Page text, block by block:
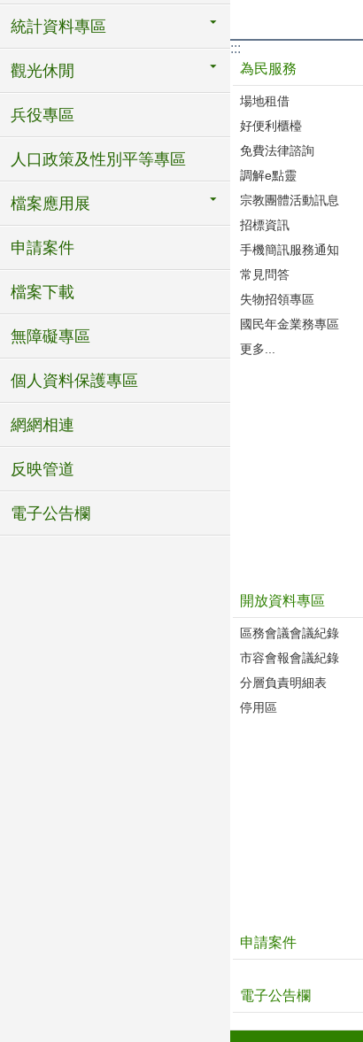
統計資料專區
觀光休閒
兵役專區
人口政策及性別平等專區
檔案應用展
申請案件
檔案下載
無障礙專區
個人資料保護專區
網網相連
反映管道
電子公告欄
:::
為民服務
場地租借
好便利櫃檯
免費法律諮詢
調解e點靈
宗教團體活動訊息
招標資訊
手機簡訊服務通知
常見問答
失物招領專區
國民年金業務專區
更多...
開放資料專區
區務會議會議紀錄
市容會報會議紀錄
分層負責明細表
停用區
申請案件
電子公告欄